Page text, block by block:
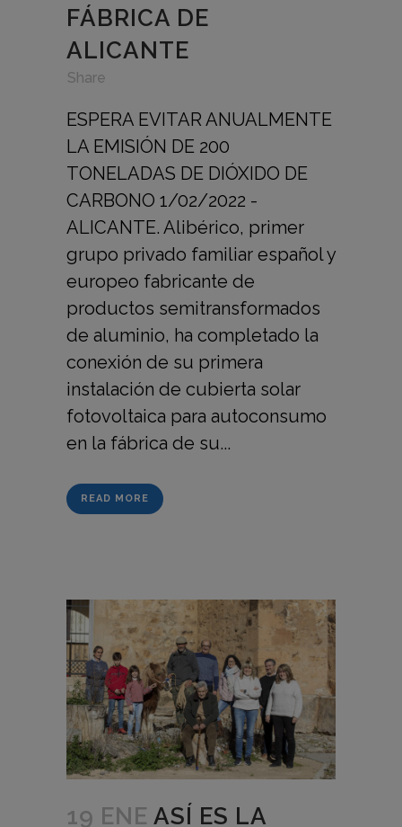
FÁBRICA DE
ALICANTE
Share
ESPERA EVITAR ANUALMENTE
LA EMISIÓN DE 200
TONELADAS DE DIÓXIDO DE
CARBONO 1/02/2022 -
ALICANTE. Alibérico, primer
grupo privado familiar español y
europeo fabricante de
productos semitransformados
de aluminio, ha completado la
conexión de su primera
instalación de cubierta solar
fotovoltaica para autoconsumo
en la fábrica de su...
READ MORE
19 ENE ASÍ ES LA